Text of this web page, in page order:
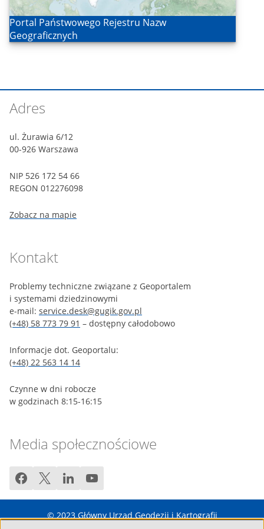
Otwórz
Portal Państwowego Rejestru Nazw
Geograficznych
Stopka
witryny
Adres
ul. Żurawia 6/12
00-926 Warszawa
NIP 526 172 54 66
REGON 012276098
Zobacz na mapie
Kontakt
Problemy techniczne związane z Geoportalem
i systemami dziedzinowymi
e-mail: service.desk@gugik.gov.pl
(+48) 58 773 79 91 – dostępny całodobowo
Informacje dot. Geoportalu:
(+48) 22 563 14 14
Czynne w dni robocze
w godzinach 8:15-16:15
Media społecznościowe
facebooktwitter linkedinyoutube
© 2023 Główny Urząd Geodezji i Kartografii